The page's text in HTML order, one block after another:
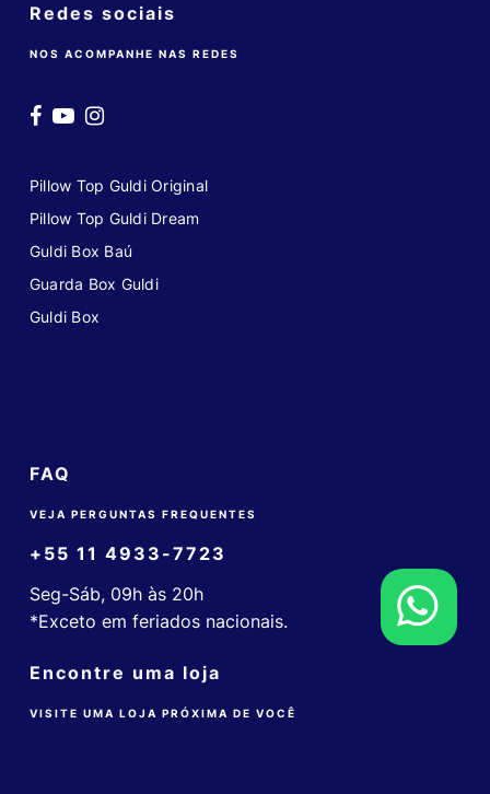
Redes sociais
NOS ACOMPANHE NAS REDES
Pillow Top Guldi Original
Pillow Top Guldi Dream
Guldi Box Baú
Guarda Box Guldi
Guldi Box
FAQ
VEJA PERGUNTAS FREQUENTES
+55 11 4933-7723
Seg-Sáb, 09h às 20h
*Exceto em feriados nacionais.
Encontre uma loja
VISITE UMA LOJA PRÓXIMA DE VOCÊ